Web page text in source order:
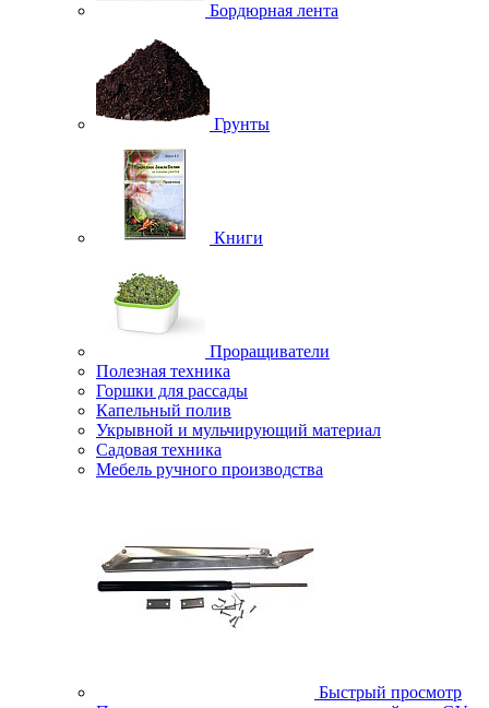
Бордюрная лента
Грунты
Книги
Проращиватели
Полезная техника
Горшки для рассады
Капельный полив
Укрывной и мульчирующий материал
Садовая техника
Мебель ручного производства
Быстрый просмотр